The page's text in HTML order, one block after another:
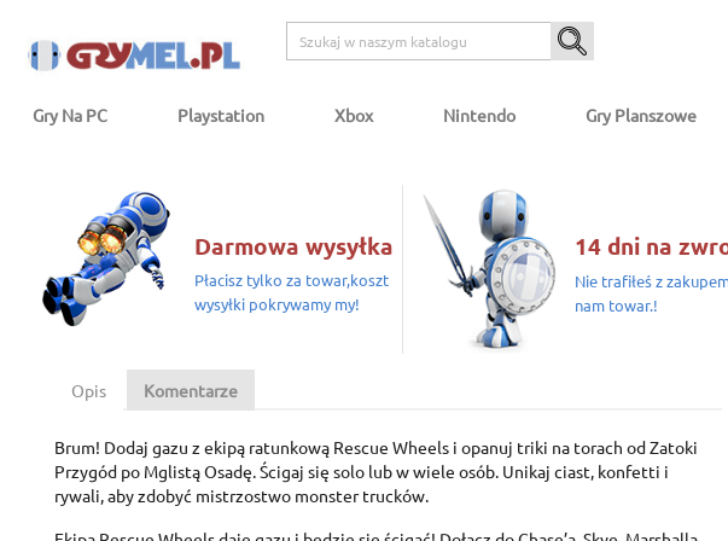
Gry Na PC Playstation Xbox Nintendo Gry Planszowe
Darmowa wysyłka
Płacisz tylko za towar,koszt
wysyłki pokrywamy my!
14 dni na
Nie trafiłeś z
nam towar.!
Opis Komentarze
Brum! Dodaj gazu z ekipą ratunkową Rescue Wheels i opanuj triki na torach od Zatoki
Przygód po Mglistą Osadę. Ścigaj się solo lub w wiele osób. Unikaj ciast, konfetti i
rywali, aby zdobyć mistrzostwo monster trucków.